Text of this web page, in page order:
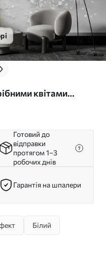
квітами
Готовий до
відправки
протягом 1–3
робочих днів
Гарантія на шпалери
Білий